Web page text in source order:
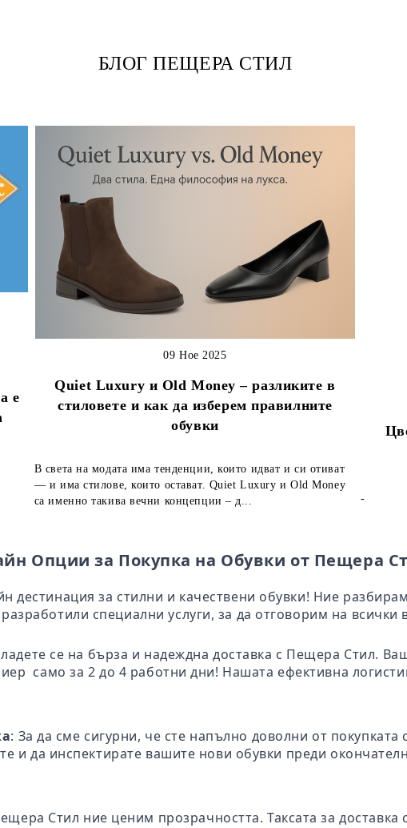
БЛОГ ПЕЩЕРА СТИЛ
е
Quiet Luxury и Old Money – разликите в
стиловете и как да изберем правилните
обувки
09 Ное 2025
В света на модата има тенденции, които идват и си отиват
— и има стилове, които остават. Quiet Luxury и Old Money
са именно такива вечни концепции – д...
-
Опции за Покупка на Обувки от Пещера
дестинация за стилни и качествени обувки! Ние
специални услуги, за да отговорим на
се на бърза и надеждна доставка с Пещера Стил.
само за 2 до 4 работни дни! Нашата ефективна
: За да сме сигурни, че сте напълно доволни от
и да инспектирате вашите нови обувки преди
Стил ние ценим прозрачността. Таксата за доставка